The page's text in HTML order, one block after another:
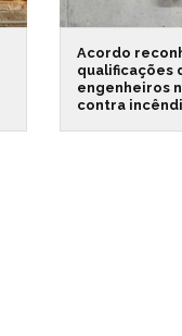
Acordo
qualificações
engenheiros
contra